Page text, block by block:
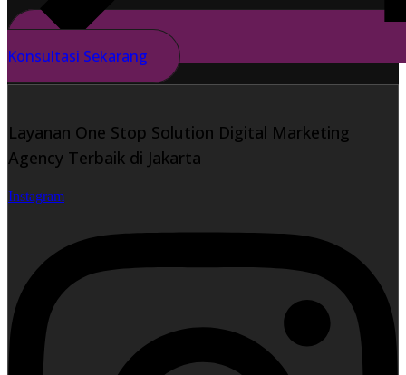
Konsultasi Sekarang
Layanan One Stop Solution Digital Marketing
Agency Terbaik di Jakarta
Instagram